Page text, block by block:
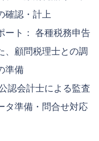
確認・計上
ート： 各種税務申告
、顧問税理士との調
準備
認会計士による監査
タ準備・問合せ対応